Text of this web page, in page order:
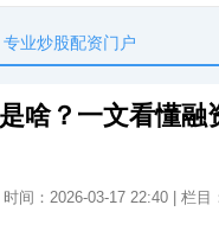
专业炒股配资门户
啥？一文看懂融
时间：2026-03-17 22:40 | 栏目